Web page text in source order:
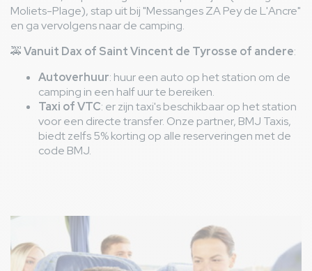
Moliets-Plage), stap uit bij "Messanges ZA Pey de L'Ancre"
en ga vervolgens naar de camping.
🚕Vanuit Dax of Saint Vincent de Tyrosse of andere:
Autoverhuur: huur een auto op het station om de
camping in een half uur te bereiken.
Taxi of VTC: er zijn taxi's beschikbaar op het station
voor een directe transfer. Onze partner, BMJ Taxis,
biedt zelfs 5% korting op alle reserveringen met de
code BMJ.
Afbeelding